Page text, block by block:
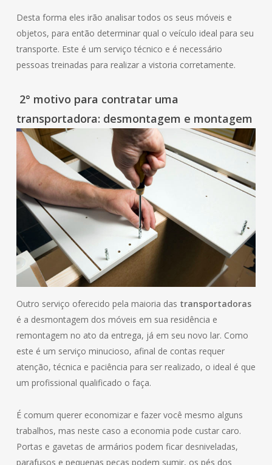
Desta forma eles irão analisar todos os seus móveis e
objetos, para então determinar qual o veículo ideal para seu
transporte. Este é um serviço técnico e é necessário
pessoas treinadas para realizar a vistoria corretamente.
2° motivo para contratar uma
transportadora: desmontagem e montagem
Outro serviço oferecido pela maioria das transportadoras
é a desmontagem dos móveis em sua residência e
remontagem no ato da entrega, já em seu novo lar. Como
este é um serviço minucioso, afinal de contas requer
atenção, técnica e paciência para ser realizado, o ideal é que
um profissional qualificado o faça.
É comum querer economizar e fazer você mesmo alguns
trabalhos, mas neste caso a economia pode custar caro.
Portas e gavetas de armários podem ficar desniveladas,
parafusos e pequenas peças podem sumir, os pés dos